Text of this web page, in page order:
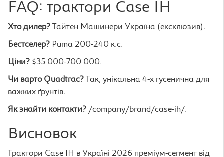
FAQ: трактори Case IH
Хто дилер? Тайтен Машинери Україна (ексклюзив).
Бестселер? Puma 200-240 к.с.
Ціни? $35 000-700 000.
Чи варто Quadtrac? Так, унікальна 4-х гусенична для
важких ґрунтів.
Як знайти контакти? /company/brand/case-ih/.
Висновок
Трактори Case IH в Україні 2026 преміум-сегмент від